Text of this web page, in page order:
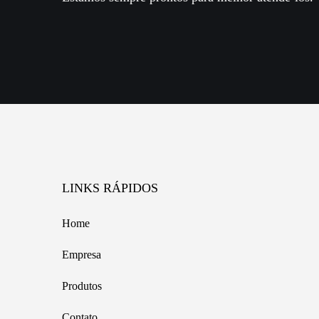
LINKS RÁPIDOS
Home
Empresa
Produtos